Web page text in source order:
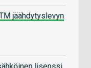
jäähdytyslevyn